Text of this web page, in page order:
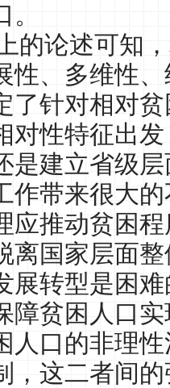
。
的论述可知
性、多维性
了针对相对
对性特征出
是建立省级
作带来很大
应推动贫困
离国家层面
展转型是困
障贫困人口
人口的非理
，这二者间